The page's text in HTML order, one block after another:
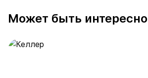
Может быть интересно